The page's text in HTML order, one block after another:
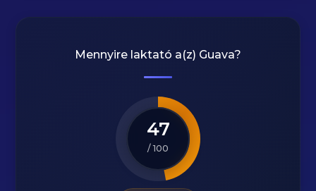
Mennyire laktató a(z) Guava?
47
/ 100